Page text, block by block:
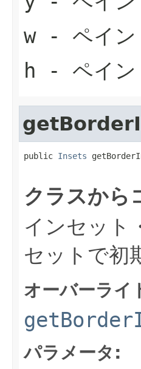
w- ペイン
h - ペイン
public Insets
クラスから
インセット
セットで初
オーバーライ
パラメータ: